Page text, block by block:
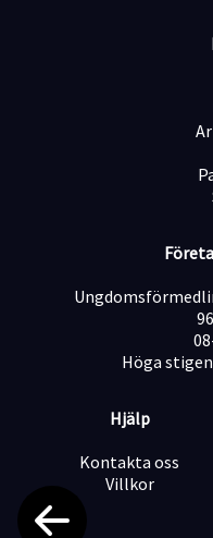
Företagsresor och
Tävlingar med vinster
Arbetstider
? Inga tidigare
både säljteknik och
försäljning i ett grymt
idag!
Kort om oss:
Höga
Hjälp
Kontakta oss
Villkor